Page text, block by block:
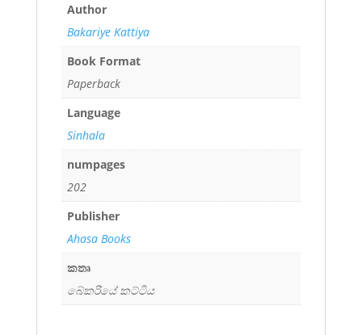
Author
Bakariye Kattiya
Book Format
Paperback
Language
Sinhala
numpages
202
Publisher
Ahasa Books
කතෘ
බේකරියේ කට්ටිය